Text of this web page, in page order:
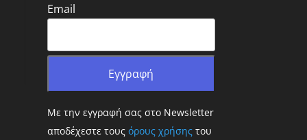
Email
Με την εγγραφή σας στο Newsletter
αποδέχεστε τους όρους χρήσηςτου